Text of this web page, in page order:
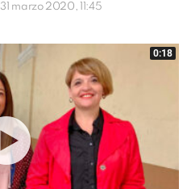
31 marzo 2020, 11:45
0:18